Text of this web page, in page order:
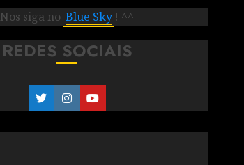
Nos siga no Blue Sky ! ^^
REDES SOCIAIS